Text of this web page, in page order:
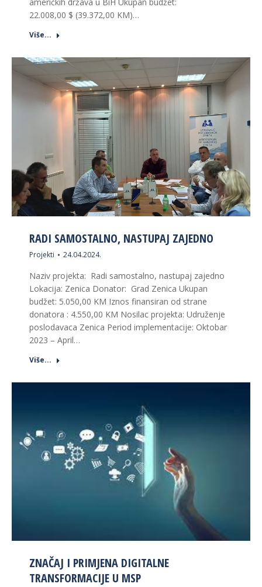
22.008,00 $ (39.372,00 KM)…
Više...
RADI SAMOSTALNO, NASTUPAJ ZAJEDNO
Projekti 24.04.2024.
Naziv projekta: Radi samostalno, nastupaj zajedno
Lokacija: Zenica Donator: Grad Zenica Ukupan
budžet: 5.050,00 KM Iznos finansiran od strane
donatora : 4.550,00 KM Nosilac projekta: Udruženje
poslodavaca Zenica Period implementacije: Oktobar
2023 – April…
Više...
ZNAČAJ I PRIMJENA DIGITALNE
TRANSFORMACIJE U MSP